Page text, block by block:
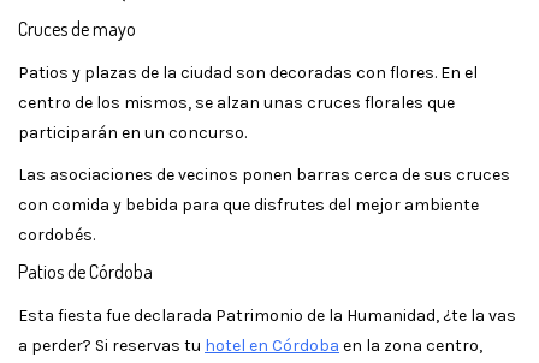
Cruces de mayo
Patios y plazas de la ciudad son decoradas con flores. En el
centro de los mismos, se alzan unas cruces florales que
participarán en un concurso.
Las asociaciones de vecinos ponen barras cerca de sus cruces
con comida y bebida para que disfrutes del mejor ambiente
cordobés.
Patios de Córdoba
Esta fiesta fue declarada Patrimonio de la Humanidad, ¿te la vas
a perder? Si reservas tu hotel en Córdoba en la zona centro,